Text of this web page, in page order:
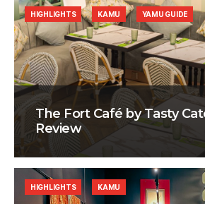
The Fort Café by Tasty
Review
HIGHLIGHTS KAMU YAMU GUIDE
HIGHLIGHTS KAMU